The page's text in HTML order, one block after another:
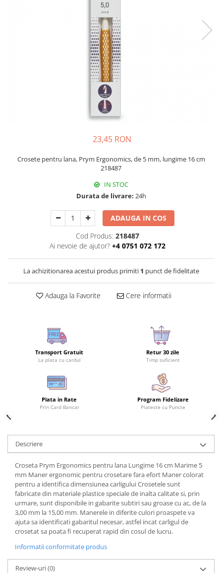
23,45 RON
Crosete pentru lana, Prym Ergonomics, de 5 mm, lungime 16 cm
218487
IN STOC
Durata de livrare: 24h
ADAUGA IN COS
Cod Produs: 218487
Ai nevoie de ajutor? +4 0751 072 172
La achizitionarea acestui produs primiti 1 punct de fidelitate
Adauga la Favorite Cere informatii
Transport Gratuit
La plata cu cardul
Retur 30 zile
Timp suficient
Plata in Rate
Prin Card Bancar
Program Fidelizare
Plateste cu Puncte
Descriere
Croseta Prym Ergonomics pentru lana Lungime 16 cm Marime 5
mm Maner ergonomic pentru crosetare fara efort Maner colorat
pentru a identifica dimensiunea carligului Crosetele sunt
fabricate din materiale plastice speciale de inalta calitate si, prin
urmare, sunt disponibile in gabarite subtiri sau groase cu ac, de la
3,00 mm la 15,00 mm. Manerele in diferite culori proaspete va
ajuta sa identificati gabaritul necesar, astfel incat carligul de
crosetat sa poata fi recuperat rapid din cosul de lucru.
Informatii conformitate produs
Review-uri(0)